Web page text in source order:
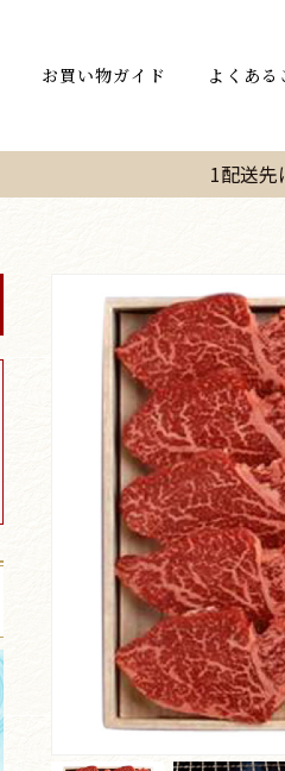
お買い物ガイド よくある
1配送先